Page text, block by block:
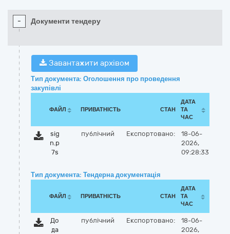
- Документи тендеру
Завантажити архівом
Тип документа: Оголошення про проведення
закупівлі
ФАЙЛ ПРИВАТНІСТЬ СТАН
ДАТА
ТА
ЧАС
sig
n.p
7s
публічний Експортовано:
18-06-
2026,
09:28:33
Тип документа: Тендерна документація
ФАЙЛ ПРИВАТНІСТЬ СТАН
ДАТА
ТА
ЧАС
До
да
публічний Експортовано:
18-06-
2026,